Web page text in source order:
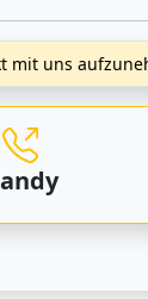
mit uns